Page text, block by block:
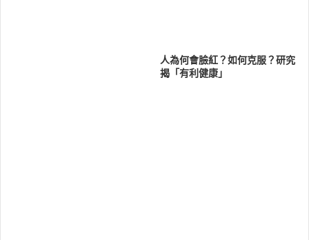
人為何會臉紅？如何克服？研究
揭「有利健康」